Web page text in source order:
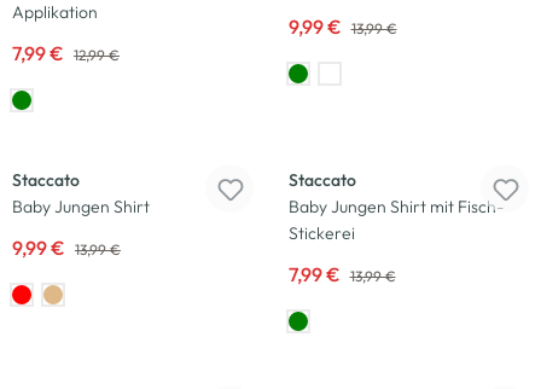
Applikation
7,99 € 12,99 €
9,99 € 13,99 €
Staccato
Baby Jungen Shirt
9,99 € 13,99 €
Staccato
Baby Jungen Shirt mit Fisch-
Stickerei
7,99 € 13,99 €